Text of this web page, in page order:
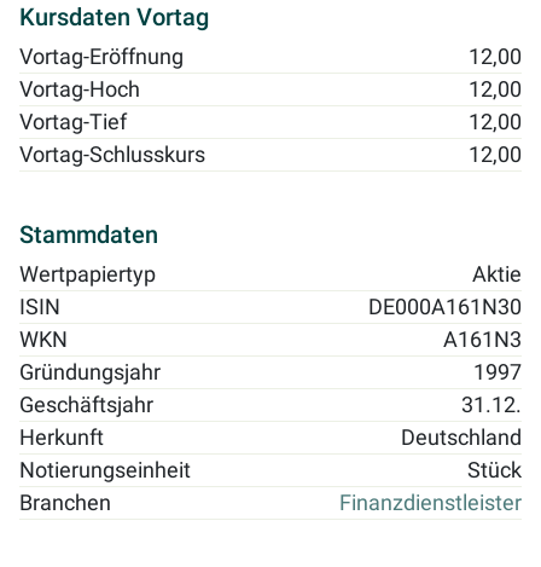
Kursdaten Vortag
Vortag-Eröffnung
12,00
Vortag-Hoch
12,00
Vortag-Tief
12,00
Vortag-Schlusskurs
12,00
Stammdaten
Wertpapiertyp
Aktie
ISIN
DE000A161N30
WKN
A161N3
Gründungsjahr
1997
Geschäftsjahr
31.12.
Herkunft
Deutschland
Notierungseinheit
Stück
Branchen
Finanzdienstleister